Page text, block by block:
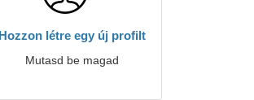
Hozzon létre egy új profilt
Mutasd be magad